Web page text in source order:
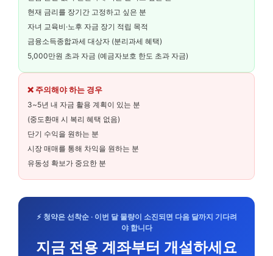
현재 금리를 장기간 고정하고 싶은 분
자녀 교육비·노후 자금 장기 적립 목적
금융소득종합과세 대상자 (분리과세 혜택)
5,000만원 초과 자금 (예금자보호 한도 초과 자금)
❌ 주의해야 하는 경우
3~5년 내 자금 활용 계획이 있는 분
(중도환매 시 복리 혜택 없음)
단기 수익을 원하는 분
시장 매매를 통해 차익을 원하는 분
유동성 확보가 중요한 분
⚡ 청약은 선착순 · 이번 달 물량이 소진되면 다음 달까지 기다려
야 합니다
지금 전용 계좌부터 개설하세요